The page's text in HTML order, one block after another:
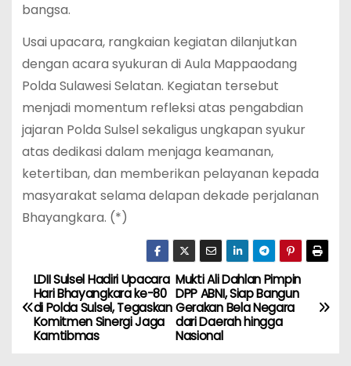
bangsa.
Usai upacara, rangkaian kegiatan dilanjutkan
dengan acara syukuran di Aula Mappaodang
Polda Sulawesi Selatan. Kegiatan tersebut
menjadi momentum refleksi atas pengabdian
jajaran Polda Sulsel sekaligus ungkapan syukur
atas dedikasi dalam menjaga keamanan,
ketertiban, dan memberikan pelayanan kepada
masyarakat selama delapan dekade perjalanan
Bhayangkara. (*)
N
a
Mukti Ali Dahlan Pimpin
DPP ABNI, Siap Bangun
Gerakan Bela Negara
dari Daerah hingga
Nasional
LDII Sulsel Hadiri Upacara
Hari Bhayangkara ke-80
di Polda Sulsel, Tegaskan
Komitmen Sinergi Jaga
Kamtibmas